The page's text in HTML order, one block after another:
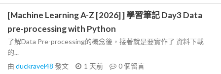
[Machine Learning A-Z [2026] ] 學習筆記 Day3 Data
pre-processing with Python
了解Data Pre-processing的概念後，接著就是要實作了 資料下載
的...
由 duckravel48 發文 1 天前 0個留言